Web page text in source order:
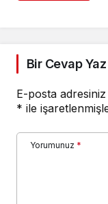
Bir Cevap Yaz
E-posta
* ile
Yorumunuz *